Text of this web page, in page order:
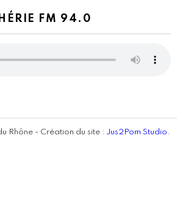
FM 94.0
Rhône - Création du site : Jus2Pom Studio.